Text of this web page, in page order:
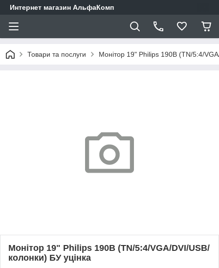
Интернет магазин АльфаКомп
Товари та послуги Монітор 19" Philips 190B (TN/5:4/
Монітор 19" Philips 190B (TN/5:4/VGA/DVI/USB/
колонки) БУ уцінка